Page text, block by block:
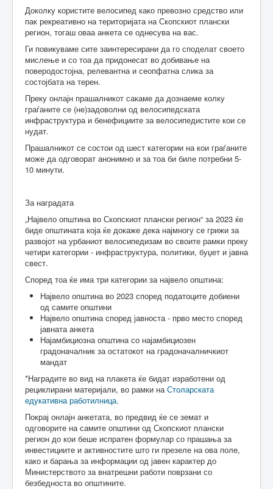
Доколку користите велосипед како превозно средство или
пак рекреативно на територијата на Скопскиот плански
регион, тогаш оваа анкета се однесува на вас.
Ги повикуваме сите заинтересирани да го споделат своето
мислење и со тоа да придонесат во добивање на
поверодостојна, релевантна и сеопфатна слика за
состојбата на терен.
Преку онлајн прашалникот сакаме да дознаеме колку
граѓаните се (не)задоволни од велосипедската
инфраструктура и бенефициите за велосипедистите кои се
нудат.
Прашалникот се состои од шест категории на кои граѓаните
може да одговорат анонимно и за тоа би биле потребни 5-
10 минути.
За наградата
„Највело општина во Скопскиот плански регион“ за 2023 ќе
биде општината која ќе докаже дека најмногу се грижи за
развојот на урбаниот велосипедизам во своите рамки преку
четири категории - инфраструктура, политики, буџет и јавна
свест.
Според тоа ќе има три категории за највело општина:
Највело општина во 2023 според податоците добиени
од самите општини
Највело општина според јавноста - прво место според
јавната анкета
Најамбициозна општина со најамбициозен
градоначалник за остатокот на градоначалничкиот
мандат
*Наградите во вид на плакета ќе бидат изработени од
рециклирани материјали, во рамки на Столарската
едукативна работилница.
Покрај онлајн анкетата, во предвид ќе се земат и
одговорите на самите општини од Скопскиот плански
регион до кои беше испратен формулар со прашања за
инвестициите и активностите што ги презеле на ова поле,
како и барања за информации од јавен карактер до
Министерството за внатрешни работи поврзани со
безбедноста во општините.